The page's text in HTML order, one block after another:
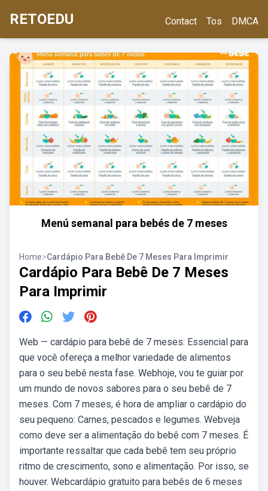
RETOEDU Contact Tos DMCA
Menú semanal para bebés de 7 meses
Home>Cardápio Para Bebê De 7 Meses Para Imprimir
Cardápio Para Bebê De 7 Meses
Para Imprimir
Web — cardápio para bebê de 7 meses: Essencial para
que você ofereça a melhor variedade de alimentos
para o seu bebê nesta fase. Webhoje, vou te guiar por
um mundo de novos sabores para o seu bebê de 7
meses. Com 7 meses, é hora de ampliar o cardápio do
seu pequeno: Carnes, pescados e legumes. Webveja
como deve ser a alimentação do bebê com 7 meses. É
importante ressaltar que cada bebê tem seu próprio
ritmo de crescimento, sono e alimentação. Por isso, se
houver. Webcardápio gratuito para bebês de 6 meses